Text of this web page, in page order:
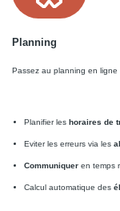
Planning
Passez au planning en ligne
Planifier les horaires de
Eviter les erreurs via les
Communiquer en temps
Calcul automatique des